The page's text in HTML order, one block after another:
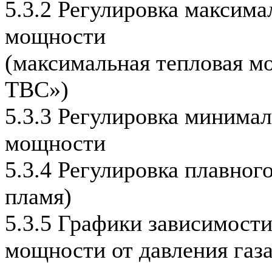
5.3.2 Регулировка
мощности
(максимальная тепловая
ТВС»)
5.3.3 Регулировка
мощности
5.3.4 Регулировка
пламя)
5.3.5 Графики
мощности от давления